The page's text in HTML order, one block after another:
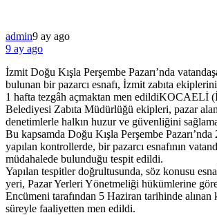
admin9 ay ago
9 ay ago
İzmit Doğu Kışla Perşembe Pazarı’nda
bulunan bir pazarcı esnafı, İzmit zabıta
1 hafta tezgâh açmaktan men edildiKOCAELİ
Belediyesi Zabıta Müdürlüğü ekipleri, pazar
denetimlerle halkın huzur ve güvenliğini
Bu kapsamda Doğu Kışla Perşembe
yapılan kontrollerde, bir pazarcı esnafının
müdahalede bulunduğu tespit edildi.
Yapılan tespitler doğrultusunda, söz konusu
yeri, Pazar Yerleri Yönetmeliği hükümlerine
Encümeni tarafından 5 Haziran tarihinde alınan
süreyle faaliyetten men edildi.